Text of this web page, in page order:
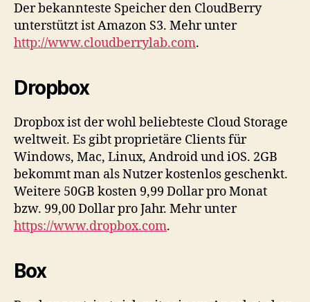
Der bekannteste Speicher den CloudBerry
unterstützt ist Amazon S3. Mehr unter
http://www.cloudberrylab.com.
Dropbox
Dropbox ist der wohl beliebteste Cloud Storage
weltweit. Es gibt proprietäre Clients für
Windows, Mac, Linux, Android und iOS. 2GB
bekommt man als Nutzer kostenlos geschenkt.
Weitere 50GB kosten 9,99 Dollar pro Monat
bzw. 99,00 Dollar pro Jahr. Mehr unter
https://www.dropbox.com.
Box